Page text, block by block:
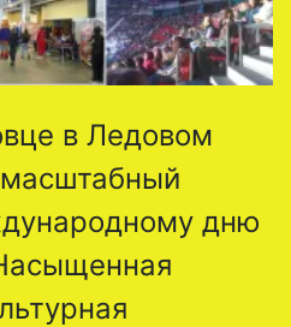
в Ледовом
дню